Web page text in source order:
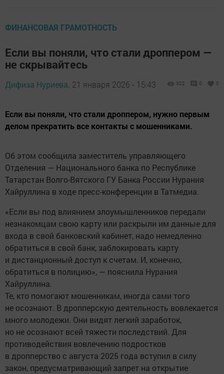
ФИНАНСОВАЯ ГРАМОТНОСТЬ
Если вы поняли, что стали дроппером —
не скрывайтесь
Дифиза Нуриева, 21 января 2026 - 15:43 322 0 0
Если вы поняли, что стали дроппером, нужно первым
делом прекратить все контакты с мошенниками.
Об этом сообщила заместитель управляющего
Отделения — Национального банка по Республике
Татарстан Волго-Вятского ГУ Банка России Нурания
Хайруллина в ходе пресс-конференции в Татмедиа.
«Если вы под влиянием злоумышленников передали
незнакомцам свою карту или раскрыли им данные для
входа в свой банковский кабинет, надо немедленно
обратиться в свой банк, заблокировать карту
и дистанционный доступ к счетам. И, конечно,
обратиться в полицию», — пояснила Нурания
Хайруллина.
Те, кто помогают мошенникам, иногда сами того
не осознают. В дропперскую деятельность вовлекается
много молодежи. Они видят легкий заработок,
но не осознают всей тяжести последствий. Для
противодействия вовлечению подростков
в дропперство с августа 2025 года вступил в силу
закон, предусматривающий запрет на открытие